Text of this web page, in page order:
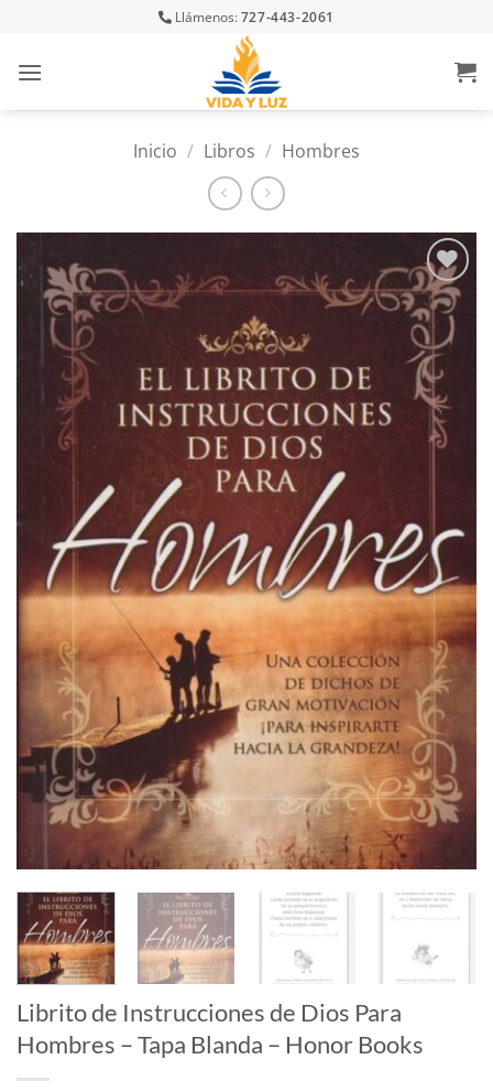
content
Llámenos:727-443-2061
Inicio / Libros / Hombres
Añadir
a la
lista
de
deseos
Librito de Instrucciones de Dios Para
Hombres – Tapa Blanda – Honor Books